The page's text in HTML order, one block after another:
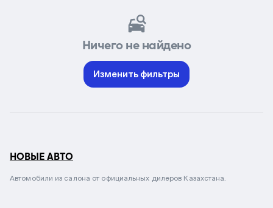
Ничего не найдено
Изменить фильтры
НОВЫЕ АВТО
Автомобили из салона от официальных дилеров Казахстана.